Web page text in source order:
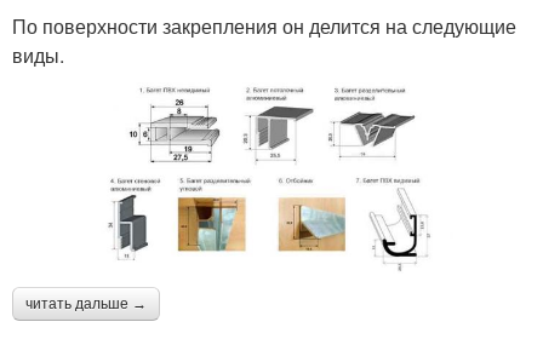
По поверхности закрепления он делится на следующие
виды.
читать дальше →